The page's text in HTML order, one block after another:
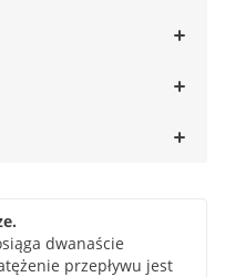
dwanaście
przepływu jest